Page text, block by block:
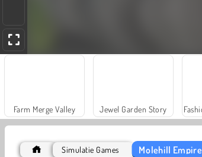
Farm Merge Valley Jewel Garden Story
Simulatie Games Molehill Empire